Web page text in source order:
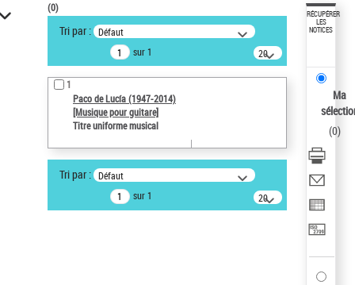
VOTRE RECHERCHE
Recherche avancée dans les
notices d’autorité
Œuvres liées à l'auteur :
Paco de Lucía (1947-2014)
Type de notice d'autorité
Sauvegarder votre recherche
AFFINER
(0)
Tri par : Défaut
sur 1
20
résultats/page
1
Paco de Lucía (1947-2014)
[Musique pour guitare]
Titre uniforme musical
Tri par : Défaut
sur 1
20
résultats/page
RÉCUPÉRER
LES
NOTICES
Ma
(0)